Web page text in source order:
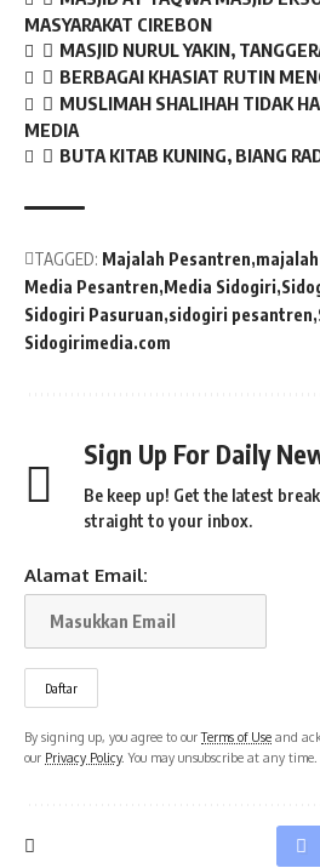
MASYARAKAT CIREBON
MASJID NURUL YAKIN,
BERBAGAI KHASIAT RUTIN
MUSLIMAH SHALIHAH TIDAK
MEDIA
BUTA KITAB KUNING, BIANG
TAGGED: Majalah Pesantren
Media Pesantren Media Sidogiri
Sidogiri Pasuruan sidogiri pesantren
Sidogirimedia.com
Sign Up For Daily
Be keep up! Get the latest
straight to your inbox.
Alamat Email:
By signing up, you agree to ourTerms of Use and
our Privacy Policy. You may unsubscribe at any time.